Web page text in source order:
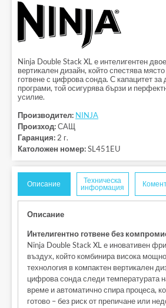
Ninja Double Stack XL е интелигентен
вертикален дизайн, който спестява
готвене с цифрова сонда. С капацитет
програми, той осигурява бързи и
усилие.
Производител: NINJA
Произход:САЩ
Гаранция:2 г.
Католожен номер:SL451EU
Описание
Техническа
информация
Описание
Интелигентно готвене без
Ninja Double Stack XL е иновативен
въздух, който комбинира висока
технология в компактен вертикален
цифрова сонда следи температурата
време и автоматично спира процеса,
готово – без риск от препичане или